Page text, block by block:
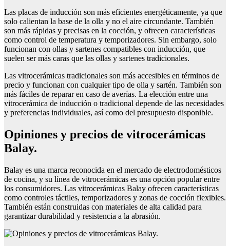
Las placas de inducción son más eficientes energéticamente, ya que
solo calientan la base de la olla y no el aire circundante. También
son más rápidas y precisas en la cocción, y ofrecen características
como control de temperatura y temporizadores. Sin embargo, solo
funcionan con ollas y sartenes compatibles con inducción, que
suelen ser más caras que las ollas y sartenes tradicionales.
Las vitrocerámicas tradicionales son más accesibles en términos de
precio y funcionan con cualquier tipo de olla y sartén. También son
más fáciles de reparar en caso de averías. La elección entre una
vitrocerámica de inducción o tradicional depende de las necesidades
y preferencias individuales, así como del presupuesto disponible.
Opiniones y precios de vitrocerámicas
Balay.
Balay es una marca reconocida en el mercado de electrodomésticos
de cocina, y su línea de vitrocerámicas es una opción popular entre
los consumidores. Las vitrocerámicas Balay ofrecen características
como controles táctiles, temporizadores y zonas de cocción flexibles.
También están construidas con materiales de alta calidad para
garantizar durabilidad y resistencia a la abrasión.